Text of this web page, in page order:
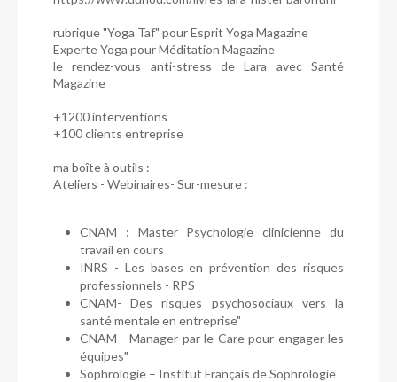
rubrique "Yoga Taf" pour Esprit Yoga Magazine
Experte Yoga pour Méditation Magazine
le rendez-vous anti-stress de Lara avec Santé
Magazine
+1200 interventions
+100 clients entreprise
ma boîte à outils :
Ateliers - Webinaires​- Sur-mesure :
CNAM : Master Psychologie clinicienne du
travail en cours
INRS - Les bases en prévention des risques
professionnels - RPS
CNAM- Des risques psychosociaux vers la
santé mentale en entreprise"
CNAM - Manager par le Care pour engager les
équipes"
Sophrologie – Institut Français de Sophrologie